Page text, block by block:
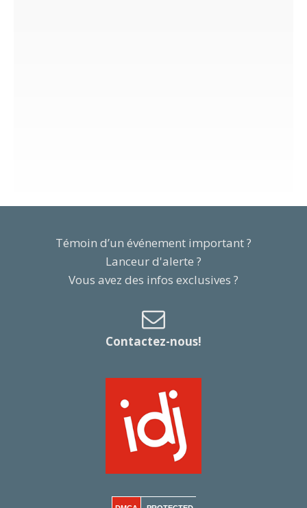
Témoin d’un événement important ?
Lanceur d'alerte ?
Vous avez des infos exclusives ?
Contactez-nous!